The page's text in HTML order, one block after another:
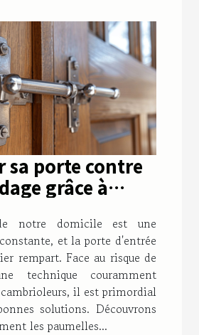
sa porte contre
grâce à
notre domicile est une
et la porte d'entrée
rempart. Face au risque de
technique couramment
il est primordial
solutions. Découvrons
les paumelles...